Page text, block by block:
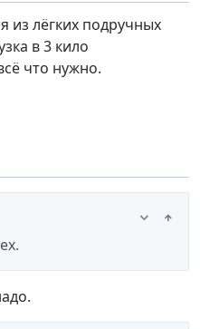
из лёгких подручных
в 3 кило
что нужно.